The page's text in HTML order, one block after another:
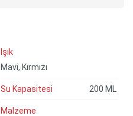
Işık
Mavi, Kırmızı
Su Kapasitesi 200 ML
Malzeme